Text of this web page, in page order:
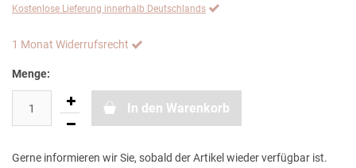
Kostenlose Lieferung innerhalb Deutschlands
1 Monat Widerrufsrecht
Menge:
In den Warenkorb
Gerne informieren wir Sie, sobald der Artikel wieder verfügbar ist.